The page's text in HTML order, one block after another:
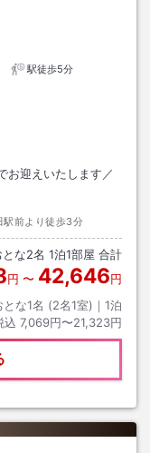
駅徒歩5分
お迎えいたします／
前より徒歩3分
とな2名 1泊1部屋 合計
円 〜 42,646円
とな1名 (2名1室)｜ 1泊
込 7,069円〜21,323円